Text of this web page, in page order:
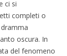
ci si
completi o
oscura. In
del fenomeno